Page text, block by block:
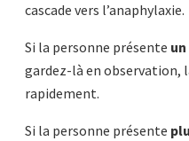
cascade vers l’anaphylaxie.
Si la personne présente
gardez-là en
rapidement.
Si la personne présente